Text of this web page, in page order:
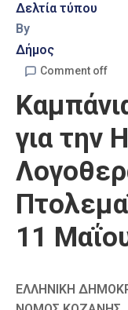
Δελτία τύπου
By
Δήμος
Comment off
για την
11
ΕΛΛΗΝΙΚΗ